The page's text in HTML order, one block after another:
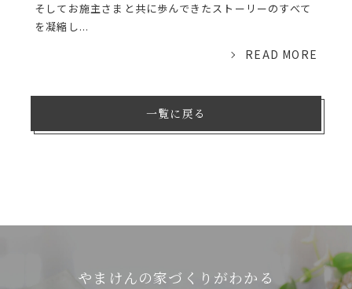
そしてお施主さまと共に歩んできたストーリーのすべて
を凝縮し...
READ MORE
一覧に戻る
やまけんの家づくりがわかる